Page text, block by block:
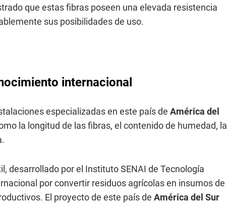
que estas fibras poseen una elevada resistencia
sus posibilidades de uso.
internacional
especializadas en este país de América del
la longitud de las fibras, el contenido de humedad, la
desarrollado por el Instituto SENAI de Tecnología
por convertir residuos agrícolas en insumos de
El proyecto de este país de América del Sur